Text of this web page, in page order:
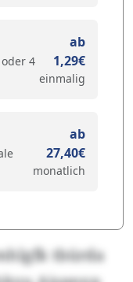
4
ab
1,29€
einmalig
ab
27,40€
monatlich
tbürda